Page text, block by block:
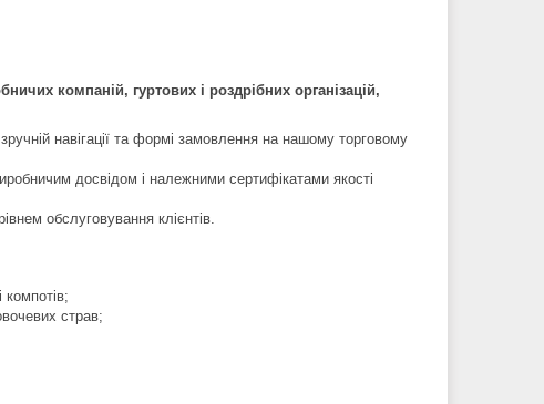
компаній, гуртових і роздрібних організацій,
навігації та формі замовлення на нашому торговому
досвідом і належними сертифікатами якості
обслуговування клієнтів.
компотів;
страв;